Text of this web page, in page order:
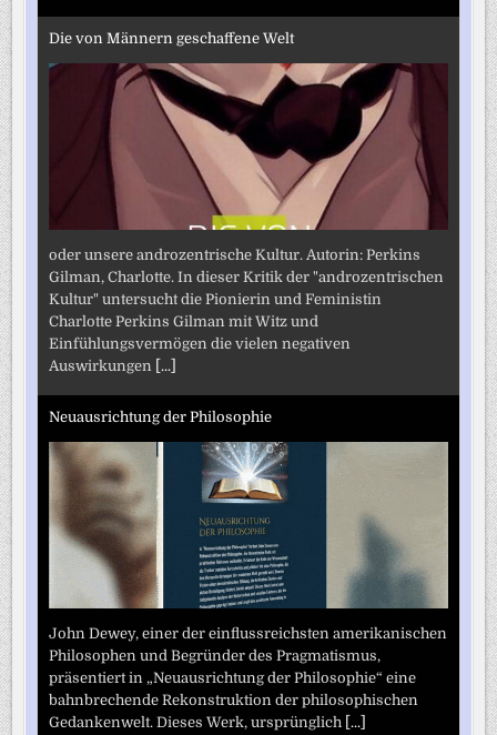
Die von Männern geschaffene Welt
oder unsere androzentrische Kultur. Autorin: Perkins
Gilman, Charlotte. In dieser Kritik der "androzentrischen
Kultur" untersucht die Pionierin und Feministin
Charlotte Perkins Gilman mit Witz und
Einfühlungsvermögen die vielen negativen
Auswirkungen [...]
Neuausrichtung der Philosophie
John Dewey, einer der einflussreichsten amerikanischen
Philosophen und Begründer des Pragmatismus,
präsentiert in „Neuausrichtung der Philosophie“ eine
bahnbrechende Rekonstruktion der philosophischen
Gedankenwelt. Dieses Werk, ursprünglich [...]